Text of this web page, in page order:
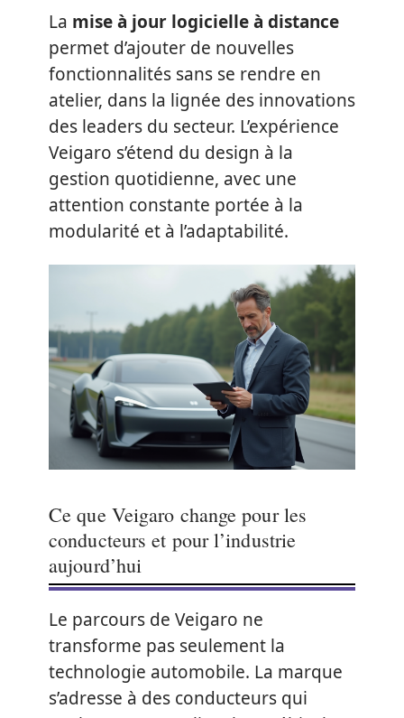
La mise à jour logicielle à distance
permet d’ajouter de nouvelles
fonctionnalités sans se rendre en
atelier, dans la lignée des innovations
des leaders du secteur. L’expérience
Veigaro s’étend du design à la
gestion quotidienne, avec une
attention constante portée à la
modularité et à l’adaptabilité.
Ce que Veigaro change pour les
conducteurs et pour l’industrie
aujourd’hui
Le parcours de Veigaro ne
transforme pas seulement la
technologie automobile. La marque
s’adresse à des conducteurs qui